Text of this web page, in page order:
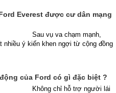
Everest được cư dân mạng
Sau vụ va chạm mạnh,
nhiều ý kiến khen ngợi từ cộng đồng
của Ford có gì đặc biệt ?
Không chỉ hỗ trợ người lái